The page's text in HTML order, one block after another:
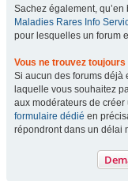
Sachez également,
Maladies Rares Info
pour lesquelles un forum
Vous ne trouvez
Si aucun des forums déjà
laquelle vous souhaitez
aux modérateurs de
formulaire dédié en
répondront dans un délai